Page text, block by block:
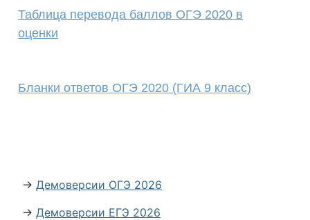
Таблица перевода баллов ОГЭ 2020 в
оценки
Бланки ответов ОГЭ 2020 (ГИА 9 класс)
→ Демоверсии ОГЭ 2026
→ Демоверсии ЕГЭ 2026